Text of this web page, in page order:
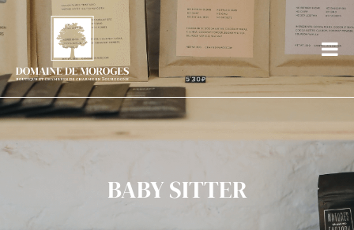
Domaine de
Moroges
Boutique
et
chambres
de
charme
en
BABY SITTER